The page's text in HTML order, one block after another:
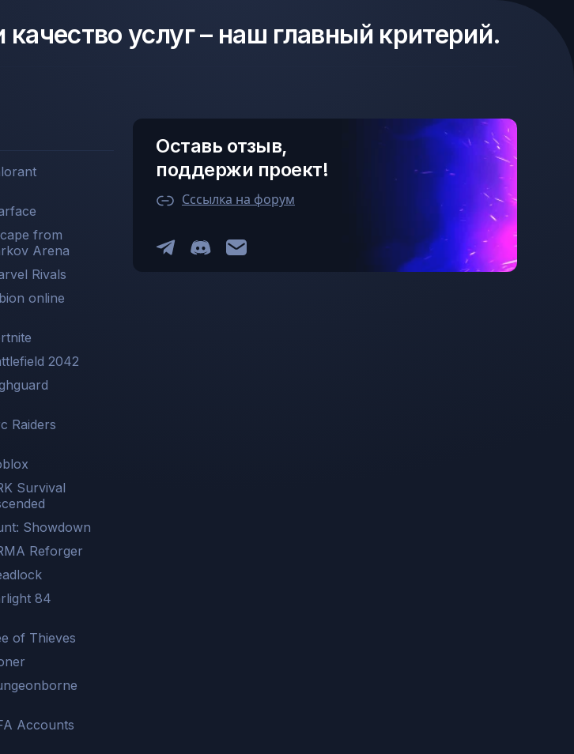
услуг – наш главный критерий.
from
Arena
Rivals
online
2042
Raiders
Survival
Showdown
Reforger
84
of Thieves
Accounts
Оставь отзыв,
поддержи проект!
Сссылка на форум